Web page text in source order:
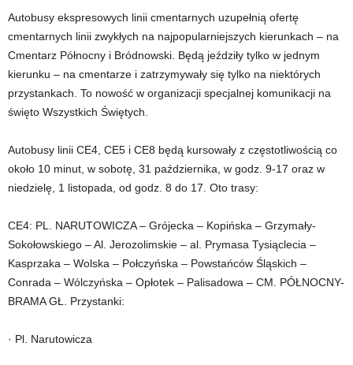
Autobusy ekspresowych linii cmentarnych uzupełnią ofertę
cmentarnych linii zwykłych na najpopularniejszych kierunkach – na
Cmentarz Północny i Bródnowski. Będą jeździły tylko w jednym
kierunku – na cmentarze i zatrzymywały się tylko na niektórych
przystankach. To nowość w organizacji specjalnej komunikacji na
święto Wszystkich Świętych.
Autobusy linii CE4, CE5 i CE8 będą kursowały z częstotliwością co
około 10 minut, w sobotę, 31 października, w godz. 9-17 oraz w
niedzielę, 1 listopada, od godz. 8 do 17. Oto trasy:
CE4: PL. NARUTOWICZA – Grójecka – Kopińska – Grzymały-
Sokołowskiego – Al. Jerozolimskie – al. Prymasa Tysiąclecia –
Kasprzaka – Wolska – Połczyńska – Powstańców Śląskich –
Conrada – Wólczyńska – Opłotek – Palisadowa – CM. PÓŁNOCNY-
BRAMA GŁ. Przystanki:
· Pl. Narutowicza